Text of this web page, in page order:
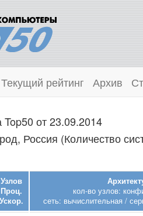
Текущий рейтинг Архив
от 23.09.2014
Россия (Количество
Узлов
Проц.
Ускор.
кол-во узлов:
сеть: вычислительная /